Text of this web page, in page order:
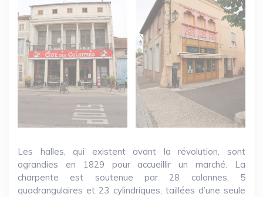
Les halles, qui existent avant la révolution, sont
agrandies en 1829 pour accueillir un marché. La
charpente est soutenue par 28 colonnes, 5
quadrangulaires et 23 cylindriques, taillées d’une seule